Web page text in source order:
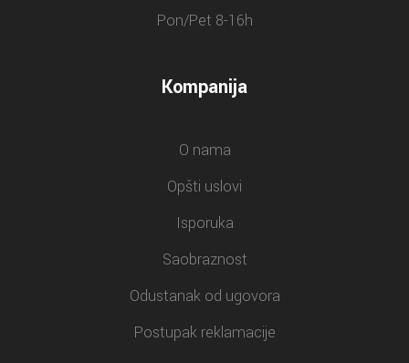
Pon/Pet 8-16h
Kompanija
O nama
Opšti uslovi
Isporuka
Saobraznost
Odustanak od ugovora
Postupak reklamacije